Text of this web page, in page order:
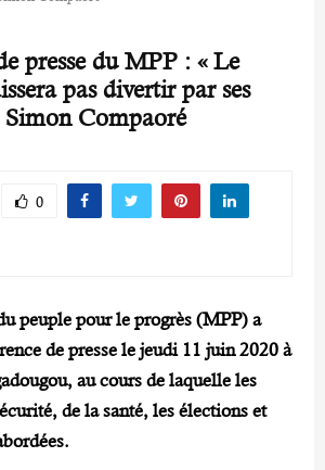
presse du MPP : « Le
pas divertir par ses
Simon Compaoré
0
peuple pour le progrès (MPP) a
de presse le jeudi 11 juin 2020 à
au cours de laquelle les
de la santé, les élections et